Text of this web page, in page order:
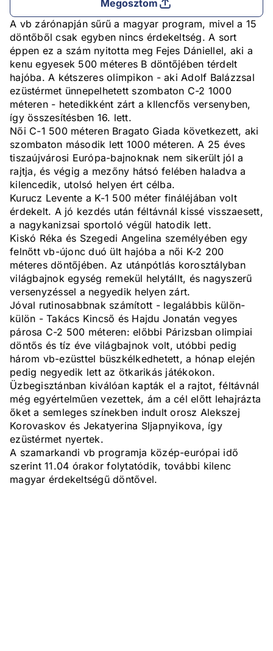
Megosztom
A vb zárónapján sűrű a magyar program, mivel a 15
döntőből csak egyben nincs érdekeltség. A sort
éppen ez a szám nyitotta meg Fejes Dániellel, aki a
kenu egyesek 500 méteres B döntőjében térdelt
hajóba. A kétszeres olimpikon - aki Adolf Balázzsal
ezüstérmet ünnepelhetett szombaton C-2 1000
méteren - hetedikként zárt a kllencfős versenyben,
így összesítésben 16. lett.
Női C-1 500 méteren Bragato Giada következett, aki
szombaton második lett 1000 méteren. A 25 éves
tiszaújvárosi Európa-bajnoknak nem sikerült jól a
rajtja, és végig a mezőny hátsó felében haladva a
kilencedik, utolsó helyen ért célba.
Kurucz Levente a K-1 500 méter fináléjában volt
érdekelt. A jó kezdés után féltávnál kissé visszaesett,
a nagykanizsai sportoló végül hatodik lett.
Kiskó Réka és Szegedi Angelina személyében egy
felnőtt vb-újonc duó ült hajóba a női K-2 200
méteres döntőjében. Az utánpótlás korosztályban
világbajnok egység remekül helytállt, és nagyszerű
versenyzéssel a negyedik helyen zárt.
Jóval rutinosabbnak számított - legalábbis külön-
külön - Takács Kincső és Hajdu Jonatán vegyes
párosa C-2 500 méteren: előbbi Párizsban olimpiai
döntős és tíz éve világbajnok volt, utóbbi pedig
három vb-ezüsttel büszkélkedhetett, a hónap elején
pedig negyedik lett az ötkarikás játékokon.
Üzbegisztánban kiválóan kapták el a rajtot, féltávnál
még egyértelműen vezettek, ám a cél előtt lehajrázta
őket a semleges színekben indult orosz Alekszej
Korovaskov és Jekatyerina Sljapnyikova, így
ezüstérmet nyertek.
A szamarkandi vb programja közép-európai idő
szerint 11.04 órakor folytatódik, további kilenc
magyar érdekeltségű döntővel.